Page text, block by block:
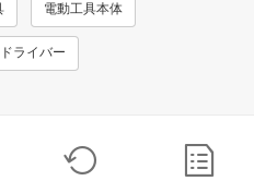
電動工具本体
ライバー